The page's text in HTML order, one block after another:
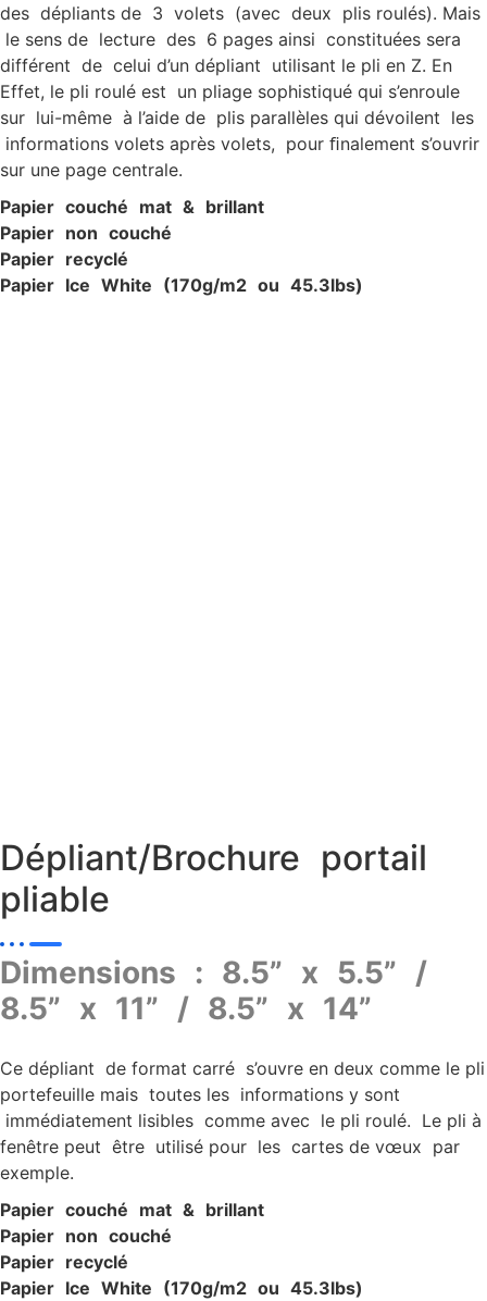
des dépliants de 3 volets (avec deux plis roulés). Mais
le sens de lecture des 6 pages ainsi constituées sera
différent de celui d’un dépliant utilisant le pli en Z. En
Effet, le pli roulé est un pliage sophistiqué qui s’enroule
sur lui-même à l’aide de plis parallèles qui dévoilent les
informations volets après volets, pour ﬁnalement s’ouvrir
sur une page centrale.
Papier couché mat & brillant
Papier non couché
Papier recyclé
Papier Ice White (170g/m2 ou 45.3lbs)
Dépliant/Brochure portail
pliable
Dimensions : 8.5” x 5.5” /
8.5” x 11” / 8.5” x 14”
Ce dépliant de format carré s’ouvre en deux comme le pli
portefeuille mais toutes les informations y sont
immédiatement lisibles comme avec le pli roulé. Le pli à
fenêtre peut être utilisé pour les cartes de vœux par
exemple.
Papier couché mat & brillant
Papier non couché
Papier recyclé
Papier Ice White (170g/m2 ou 45.3lbs)